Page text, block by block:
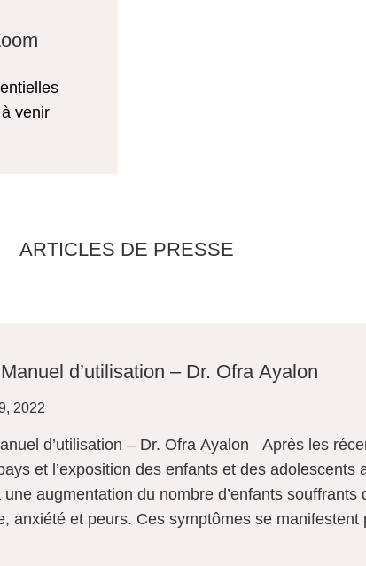
venir
ARTICLES DE PRESSE
d’utilisation – Dr. Ofra Ayalon
2022
d’utilisation – Dr. Ofra Ayalon Après les
et l’exposition des enfants et des
augmentation du nombre d’enfants
anxiété et peurs. Ces symptômes se manifestent